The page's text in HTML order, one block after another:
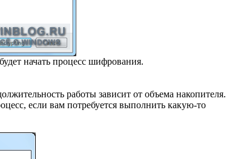
начать процесс шифрования.
работы зависит от объема накопителя.
если вам потребуется выполнить какую-то